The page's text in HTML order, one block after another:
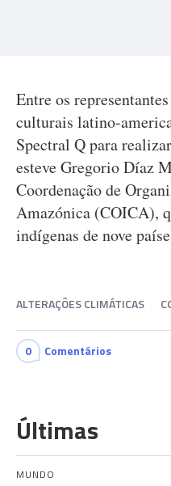
Entre os
culturais latino-
Spectral Q para
esteve Gregorio Díaz
Coordenação de
Amazónica (COICA),
indígenas de nove
ALTERAÇÕES CLIMÁTICAS
0 Comentários
Últimas
MUNDO